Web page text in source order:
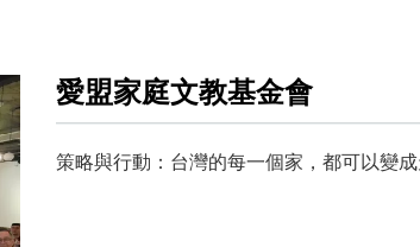
愛盟家庭文教基金會
策略與行動：台灣的每一個家，都可以變